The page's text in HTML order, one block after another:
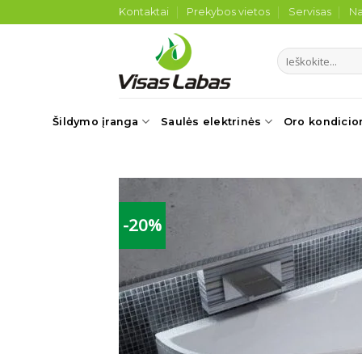
to
Kontaktai Prekybos vietos Servisas
Ieškoti:
Šildymo įranga Saulės elektrinės Oro
-20%